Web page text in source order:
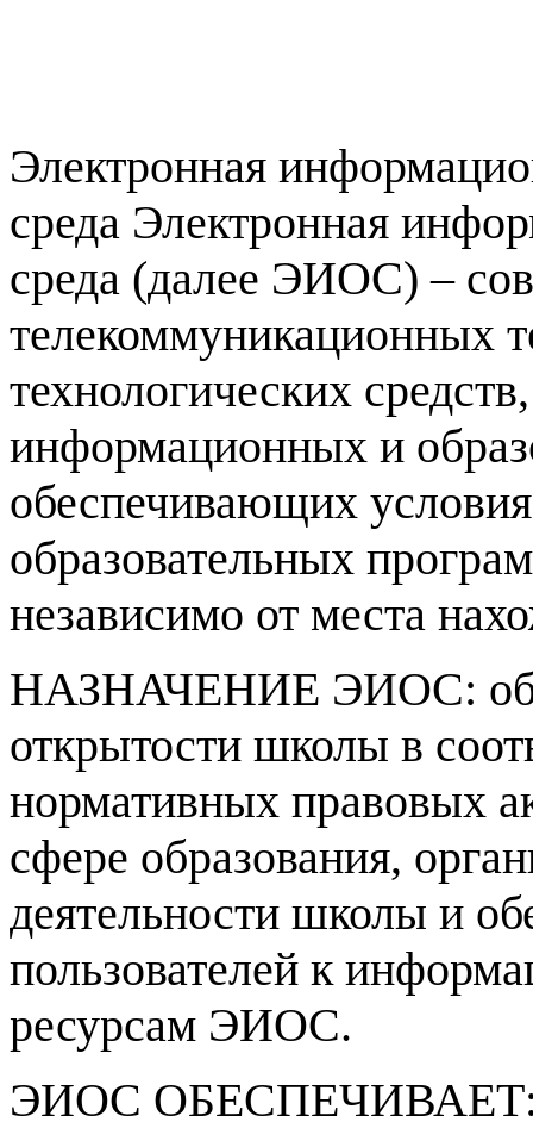
Электронная
среда Электронная
среда (далее ЭИОС) –
телекоммуникационных
технологических
информационных и
обеспечивающих
образовательных
независимо от места
НАЗНАЧЕНИЕ ЭИОС:
открытости школы в
нормативных правовых
сфере образования,
деятельности школы и
пользователей к
ресурсам ЭИОС.
ЭИОС